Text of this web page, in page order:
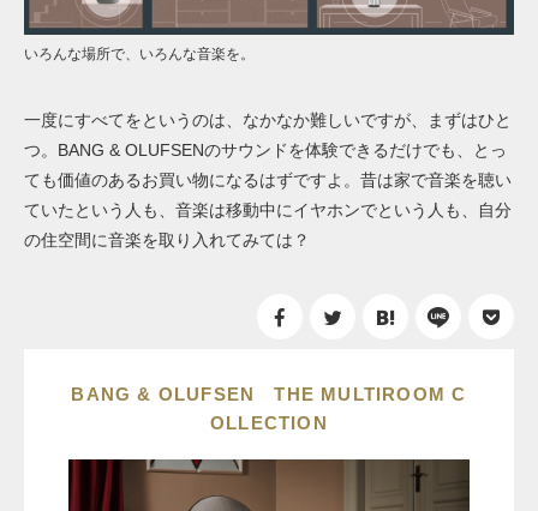
いろんな場所で、いろんな音楽を。
一度にすべてをというのは、なかなか難しいですが、まずはひと
つ。BANG & OLUFSENのサウンドを体験できるだけでも、とっ
ても価値のあるお買い物になるはずですよ。昔は家で音楽を聴い
ていたという人も、音楽は移動中にイヤホンでという人も、自分
の住空間に音楽を取り入れてみては？
BANG & OLUFSEN THE MULTIROOM C
OLLECTION